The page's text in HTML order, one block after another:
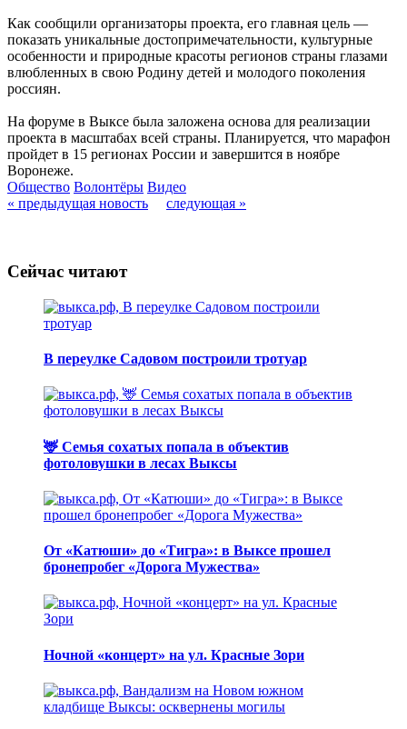
Как сообщили организаторы проекта, его главная цель —
показать уникальные достопримечательности, культурные
особенности и природные красоты регионов страны глазами
влюбленных в свою Родину детей и молодого поколения
россиян.
На форуме в Выксе была заложена основа для реализации
проекта в масштабах всей страны. Планируется, что марафон
пройдет в 15 регионах России и завершится в ноябре
Воронеже.
Общество Волонтёры Видео
« предыдущая новость
следующая »
Сейчас читают
В переулке Садовом построили тротуар
🦌 Семья сохатых попала в объектив
фотоловушки в лесах Выксы
От «Катюши» до «Тигра»: в Выксе прошел
бронепробег «Дорога Мужества»
Ночной «концерт» на ул. Красные Зори